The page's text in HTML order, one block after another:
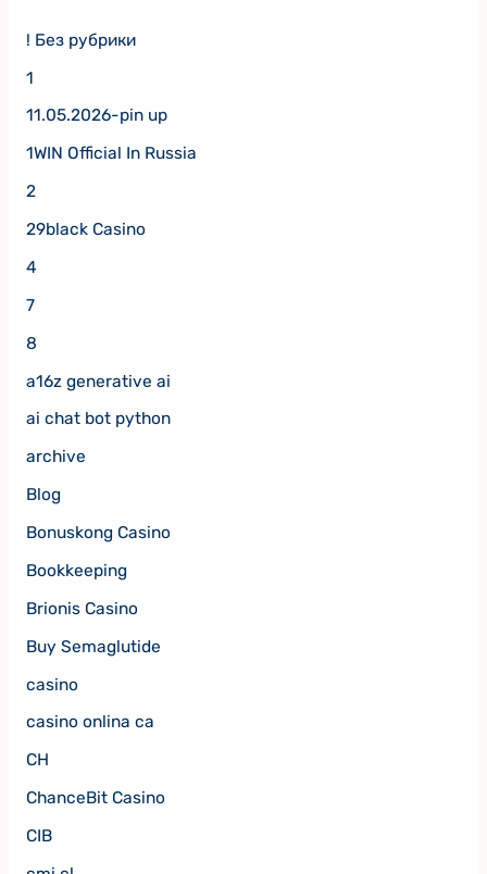
! Без рубрики
1
11.05.2026-pin up
1WIN Official In Russia
2
29black Casino
4
7
8
a16z generative ai
ai chat bot python
archive
Blog
Bonuskong Casino
Bookkeeping
Brionis Casino
Buy Semaglutide
casino
casino onlina ca
CH
ChanceBit Casino
CIB